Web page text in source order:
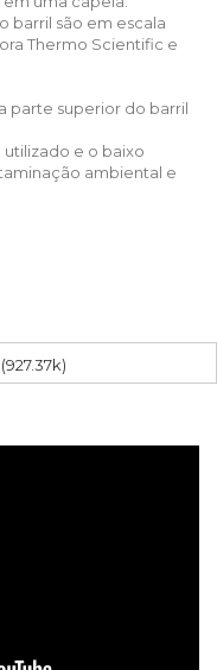
barril são em escala
Thermo Scientific e
parte superior do barril
e o baixo
ambiental e